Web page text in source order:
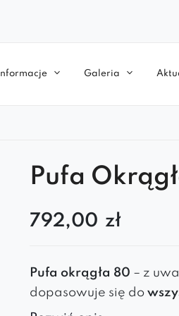
Informacje Galeria
Pufa
792,00 zł
Pufa okrągła 80 – z
dopasowuje się do
jak i prywatnej